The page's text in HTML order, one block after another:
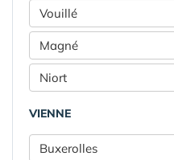
Vouillé
Magné
Niort
VIENNE
Buxerolles